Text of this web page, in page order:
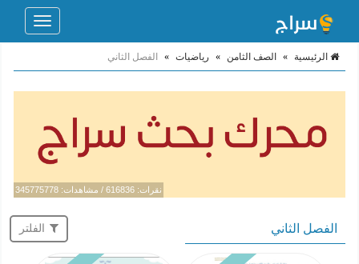
Toggle
الرئيسية » الصف الثامن » رياضيات » الفصل الثاني
نقرات: 616836 / مشاهدات: 345775778
الفصل الثاني الفلتر